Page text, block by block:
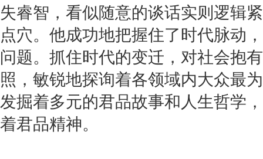
失睿智，看似随意的谈话实则逻辑
点穴。他成功地把握住了时代脉动
问题。抓住时代的变迁，对社会抱
照，敏锐地探询着各领域内大众最
发掘着多元的君品故事和人生哲学
着君品精神。